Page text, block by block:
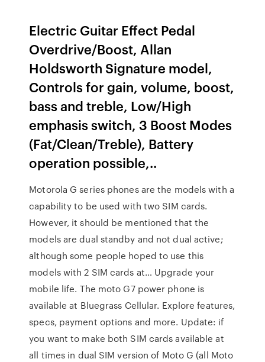
Electric Guitar Effect Pedal
Overdrive/Boost, Allan
Holdsworth Signature model,
Controls for gain, volume, boost,
bass and treble, Low/High
emphasis switch, 3 Boost Modes
(Fat/Clean/Treble), Battery
operation possible,..
Motorola G series phones are the models with a
capability to be used with two SIM cards.
However, it should be mentioned that the
models are dual standby and not dual active;
although some people hoped to use this
models with 2 SIM cards at… Upgrade your
mobile life. The moto G7 power phone is
available at Bluegrass Cellular. Explore features,
specs, payment options and more. Update: if
you want to make both SIM cards available at
all times in dual SIM version of Moto G (all Moto